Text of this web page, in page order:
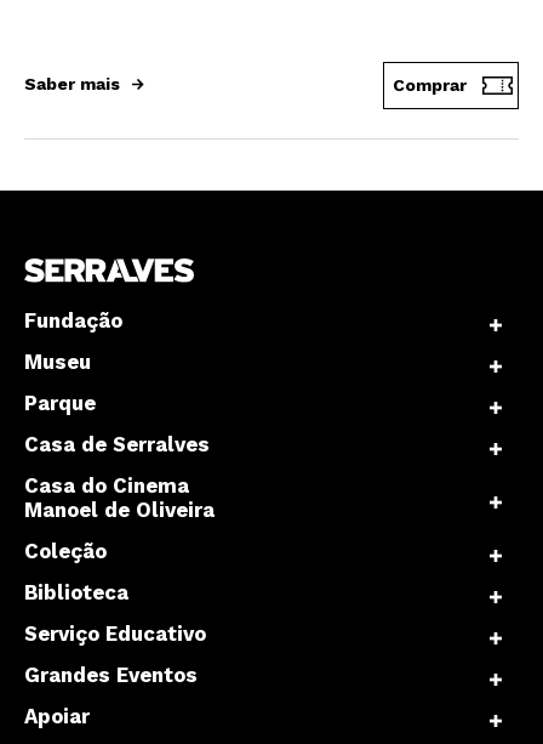
Saber mais Comprar
Fundação
Museu
Parque
Casa de Serralves
Casa do Cinema
Manoel de Oliveira
Coleção
Biblioteca
Serviço Educativo
Grandes Eventos
Apoiar